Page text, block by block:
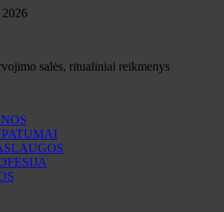
2026
salės, ritualiniai reikmenys